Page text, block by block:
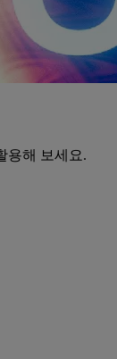
용해 보세요.